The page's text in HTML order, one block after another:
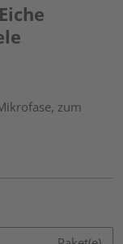
zum